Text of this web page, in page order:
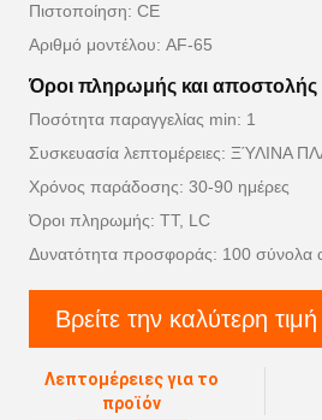
Πιστοποίηση: CE
Αριθμό μοντέλου: AF-65
Όροι πληρωμής και αποστολής
Ποσότητα παραγγελίας min: 1
Συσκευασία λεπτομέρειες: ΞΎΛΙΝΑ
Χρόνος παράδοσης: 30-90 ημέρες
Όροι πληρωμής: TT, LC
Δυνατότητα προσφοράς: 100 σύνολα
Βρείτε την καλύτερη τιμή
Λεπτομέρειες για το
προϊόν